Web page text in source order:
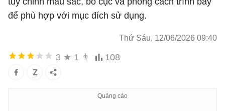
để phù hợp với mục đích sử dụng.
Thứ Sáu, 12/06/2026 09:40
3 ★ 1 👨 108